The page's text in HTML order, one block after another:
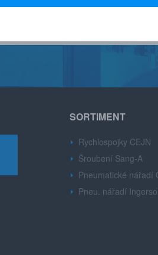
SORTIMENT
Rychlospojky CEJN
Šroubení Sang-A
Pneumatické nářadí
Pneu. nářadí